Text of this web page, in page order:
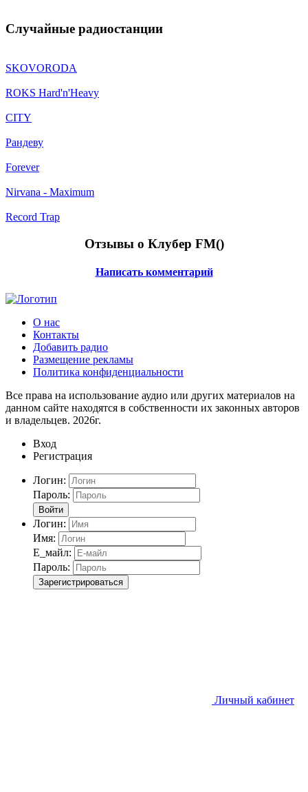
Случайные радиостанции
SKOVORODA
ROKS Hard'n'Heavy
CITY
Рандеву
Forever
Nirvana - Maximum
Record Trap
Отзывы о Клубер FM()
Написать комментарий
О нас
Контакты
Добавить радио
Размещение рекламы
Политика конфиденциальности
Все права на использование аудио или других материалов на
данном сайте находятся в собственности их законных авторов
и владельцев. 2026г.
Вход
Регистрация
Логин:
Пароль:
Войти
Логин:
Имя:
Е_майл:
Пароль:
Зарегистрироваться
Личный кабинет